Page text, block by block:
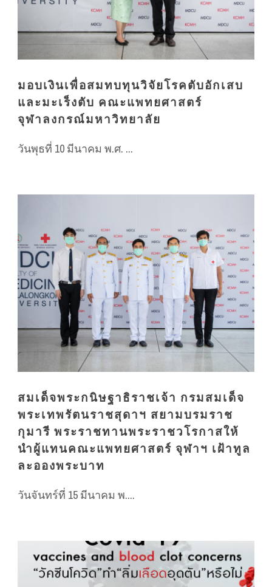
มอบเงินเพื่อสมทบทุนวิจัยโรคตับอักเสบ
และมะเร็งตับ คณะแพทยศาสตร์
จุฬาลงกรณ์มหาวิทยาลัย
วันพุธที่ 10 มีนาคม พ.ศ. ...
สมเด็จพระกนิษฐาธิราชเจ้า กรมสมเด็จ
พระเทพรัตนราชสุดาฯ สยามบรมราช
กุมารี พระราชทานพระราชวโรกาสให้
นำผู้แทนคณะแพทยศาสตร์ จุฬาฯ เฝ้าทูล
ละอองพระบาท
วันจันทร์ที่ 15 มีนาคม พ....